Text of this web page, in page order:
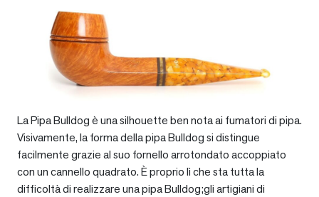
La Pipa Bulldog è una silhouette ben nota ai fumatori di pipa.
Visivamente, la forma della pipa Bulldog si distingue
facilmente grazie al suo fornello arrotondato accoppiato
con un cannello quadrato. È proprio lì che sta tutta la
difficoltà di realizzare una pipa Bulldog;gli artigiani di